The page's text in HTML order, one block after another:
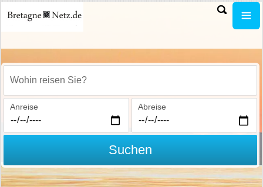
Wohin reisen Sie?
Anreise Abreise
Suchen